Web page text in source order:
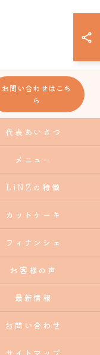
お問い合わせはこち
ら
代表あいさつ
メニュー
LiNZの特徴
カットケーキ
フィナンシェ
お客様の声
最新情報
お問い合わせ